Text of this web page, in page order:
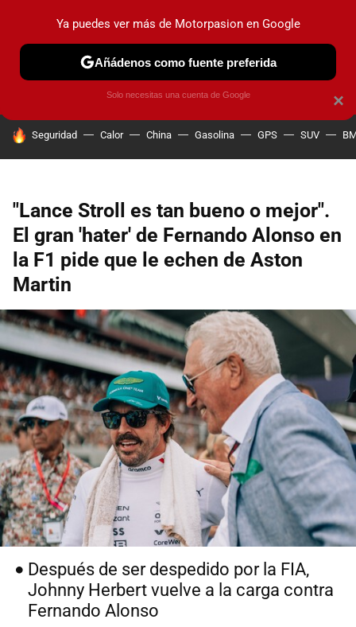
PRUEBAS COCHES ELÉCTRICOS OBSERVATORIO
HOY SE HABLA DE
Seguridad Calor China Gasolina GPS SUV
"Lance Stroll es tan bueno o mejor".
El gran 'hater' de Fernando Alonso en
la F1 pide que le echen de Aston
Martin
Después de ser despedido por la FIA,
Johnny Herbert vuelve a la carga contra
Fernando Alonso
×
Ya puedes ver más de Motorpasion en Google
Añádenos como fuente preferida
Solo necesitas una cuenta de Google